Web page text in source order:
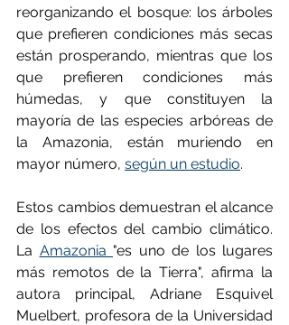
reorganizando el bosque: los árboles
que prefieren condiciones más secas
están prosperando, mientras que los
que prefieren condiciones más
húmedas, y que constituyen la
mayoría de las especies arbóreas de
la Amazonia, están muriendo en
mayor número, según un estudio.
Estos cambios demuestran el alcance
de los efectos del cambio climático.
La Amazonia "es uno de los lugares
más remotos de la Tierra", afirma la
autora principal, Adriane Esquivel
Muelbert, profesora de la Universidad